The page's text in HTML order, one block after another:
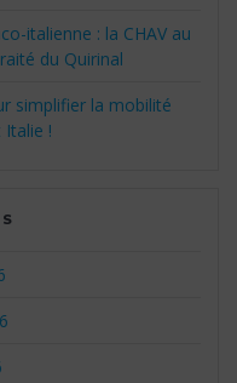
italienne : la CHAV au
du Quirinal
simplifier la mobilité
Italie !